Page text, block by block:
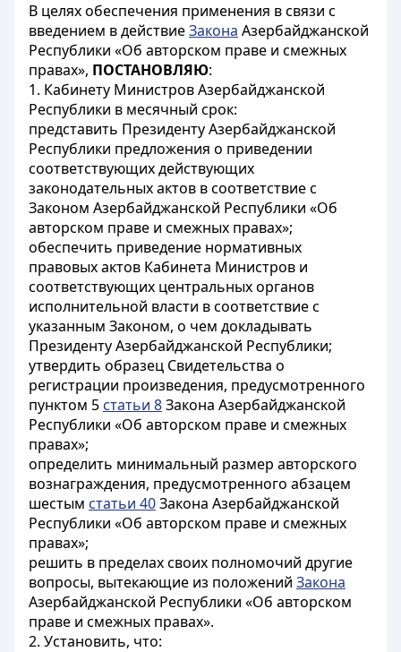
В целях обеспечения применения в связи с
введением в действиеЗакона Азербайджанской
Республики «Об авторском праве и смежных
правах», ПОСТАНОВЛЯЮ:
1. Кабинету Министров Азербайджанской
Республики в месячный срок:
представить Президенту Азербайджанской
Республики предложения о приведении
соответствующих действующих
законодательных актов в соответствие с
Законом Азербайджанской Республики «Об
авторском праве и смежных правах»;
обеспечить приведение нормативных
правовых актов Кабинета Министров и
соответствующих центральных органов
исполнительной власти в соответствие с
указанным Законом, о чем докладывать
Президенту Азербайджанской Республики;
утвердить образец Свидетельства о
регистрации произведения, предусмотренного
пунктом 5 статьи 8Закона Азербайджанской
Республики «Об авторском праве и смежных
правах»;
определить минимальный размер авторского
вознаграждения, предусмотренного абзацем
шестым статьи 40Закона Азербайджанской
Республики «Об авторском праве и смежных
правах»;
решить в пределах своих полномочий другие
вопросы, вытекающие из положений Закона
Азербайджанской Республики «Об авторском
праве и смежных правах».
2. Установить, что: